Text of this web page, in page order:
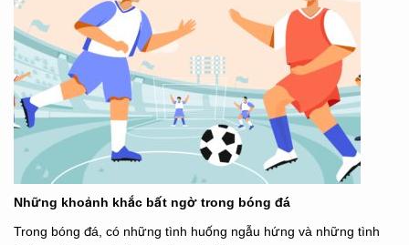
Những khoảnh khắc bất ngờ trong bóng đá
Trong bóng đá, có những tình huống ngẫu hứng và những tình